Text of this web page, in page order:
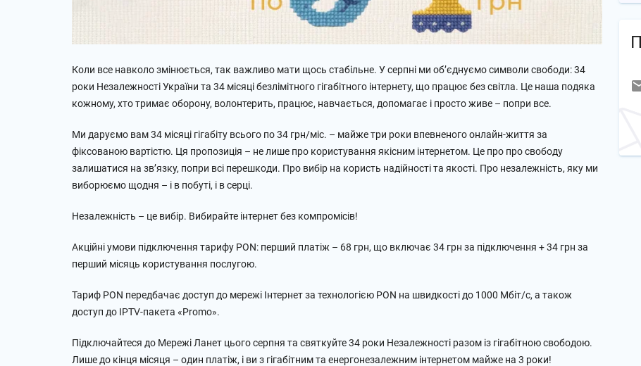
Коли все навколо змінюється, так важливо мати щось стабільне. У серпні ми обʼєднуємо символи свободи: 34
роки Незалежності України та 34 місяці безлімітного гігабітного інтернету, що працює без світла. Це наша подяка
кожному, хто тримає оборону, волонтерить, працює, навчається, допомагає і просто живе – попри все.
Ми даруємо вам 34 місяці гігабіту всього по 34 грн/міс. – майже три роки впевненого онлайн-життя за
фіксованою вартістю. Ця пропозиція – не лише про користування якісним інтернетом. Це про про свободу
залишатися на звʼязку, попри всі перешкоди. Про вибір на користь надійності та якості. Про незалежність, яку ми
виборюємо щодня – і в побуті, і в серці.
Незалежність – це вибір. Вибирайте інтернет без компромісів!
Акційні умови підключення тарифу PON: перший платіж – 68 грн, що включає 34 грн за підключення + 34 грн за
перший місяць користування послугою.
Тариф PON передбачає доступ до мережі Інтернет за технологією PON на швидкості до 1000 Мбіт/с, а також
доступ до IPTV-пакета «Promo».
Підключайтеся до Мережі Ланет цього серпня та святкуйте 34 роки Незалежності разом із гігабітною свободою.
Лише до кінця місяця – один платіж, і ви з гігабітним та енергонезалежним інтернетом майже на 3 роки!